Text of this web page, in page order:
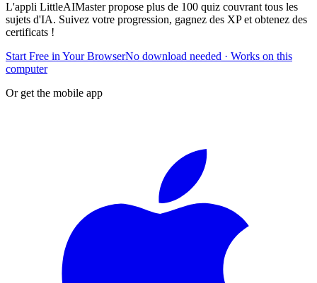
L'appli LittleAIMaster propose plus de 100 quiz couvrant tous les
sujets d'IA. Suivez votre progression, gagnez des XP et obtenez des
certificats !
Start Free in Your BrowserNo download needed · Works on this
computer
Or get the mobile app